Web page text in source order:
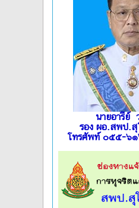
นายอารีย์
รอง ผอ.สพป.
โทรศัพท์ ๐๕๕-๖